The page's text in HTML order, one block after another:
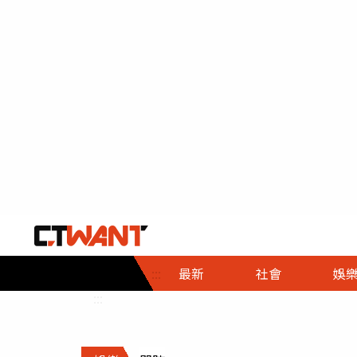
::: 最新 社會
社會首頁
時事
調查
娛樂
娛樂首頁
即時
財經首頁
熱線
政